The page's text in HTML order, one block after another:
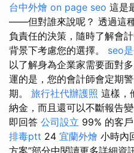
台中外燴 on page seo 這是
——但對誰來說呢？ 透過這
負責任的決策，隨時了解會
背景下考慮您的選擇。 seo
以了解身為企業家需要面對
運的是，您的會計師會定期
期。 旅行社代辦護照 這樣，
納金，而且還可以不斷報告變
即回答 公司設立 99% 的客
排毒ptt 24 宜蘭外燴 小時內
方案”部分中閱讀更多詳細資